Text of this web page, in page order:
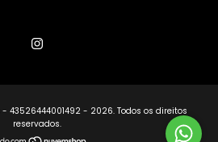
43526444001492 - 2026. Todos os direitos
reservados.